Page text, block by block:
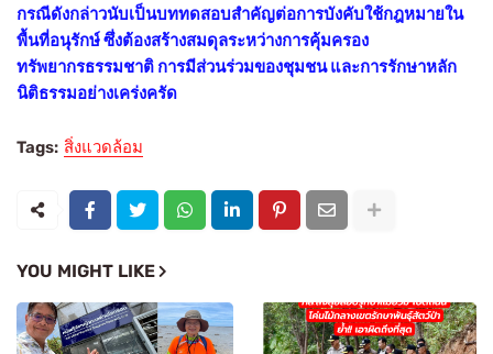
กรณีดังกล่าวนับเป็นบททดสอบสำคัญต่อการบังคับใช้กฎหมายใน
พื้นที่อนุรักษ์ ซึ่งต้องสร้างสมดุลระหว่างการคุ้มครอง
ทรัพยากรธรรมชาติ การมีส่วนร่วมของชุมชน และการรักษาหลัก
นิติธรรมอย่างเคร่งครัด
Tags: สิ่งแวดล้อม
YOU MIGHT LIKE